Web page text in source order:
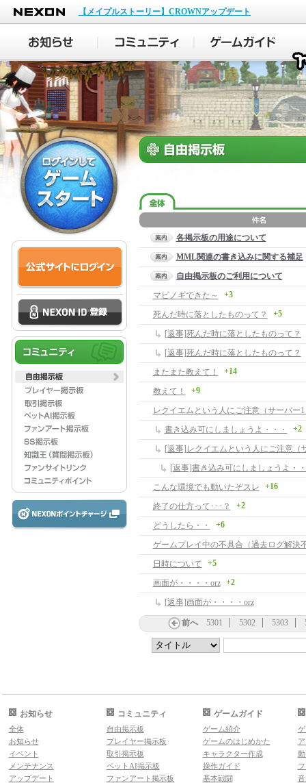
NEXON
【メイプルストーリー】CROWNアップデート
各掲示板の用途について
MML関連の書き込みに関する補足
自由掲示板のご利用について
マビノギできた～
+3
死んだ時に落としたものって？ +5
[返事]死んだ時に落としたものって？
[返事]死んだ時に落としたものって？
またまた教えて！
+14
教えて！ +9
レクイエムという人にご注意（サーバー1
書き込み可にしましょうよ・・・
+2
[返事]レクイエムという人にご注意（
[返事]書き込み可にしましょうよ・
こんな環境でも動いたぞスレ
+16
終了の仕方って･･･？ +2
どうしたら・・ +6
ゲームプレイ中の不具合（過去ログ解決
日時について
+5
画面が・・・・orz +2
[返事]画面が・・・・orz
前へ 5301 5302 5303
お知らせ
全体
お知らせ
イベント
メンテナンス
アップデート
コミュニティ
自由掲示板
プレイヤー掲示板
取引掲示板
ペットAI掲示板
ファンアート掲示板
ゲームガイド
ゲーム紹介
ゲームのはじめかた
キャラクター作成
操作ガイド
基本戦闘